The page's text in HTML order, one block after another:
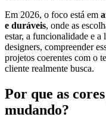
Em 2026, o foco está em
e duráveis, onde as
estar, a funcionalidade e a
designers, compreender
projetos coerentes com o
cliente realmente busca.
Por que as
mudando?